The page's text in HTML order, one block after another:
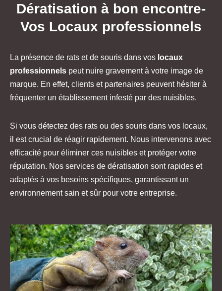
Dératisation à bon encontre-
Vos Locaux professionnels
La présence de rats et de souris dans vos locaux
professionnels peut nuire gravement à votre image de
marque. En effet, clients et partenaires peuvent hésiter à
fréquenter un établissement infesté par des nuisibles.
Si vous détectez des rats ou des souris dans vos locaux,
il est crucial de réagir rapidement. Nous intervenons avec
efficacité pour éliminer ces nuisibles et protéger votre
réputation. Nos services de dératisation sont rapides et
adaptés à vos besoins spécifiques, garantissant un
environnement sain et sûr pour votre entreprise.